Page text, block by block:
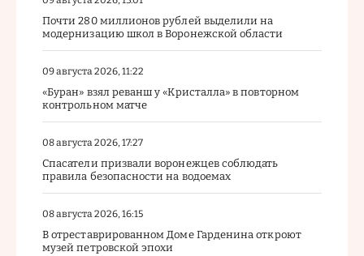
Почти 280 миллионов рублей выделили на
модернизацию школ в Воронежской области
09 августа 2026, 11:22
«Буран» взял реванш у «Кристалла» в повторном
контрольном матче
08 августа 2026, 17:27
Спасатели призвали воронежцев соблюдать
правила безопасности на водоемах
08 августа 2026, 16:15
В отреставрированном Доме Гарденина откроют
музей петровской эпохи